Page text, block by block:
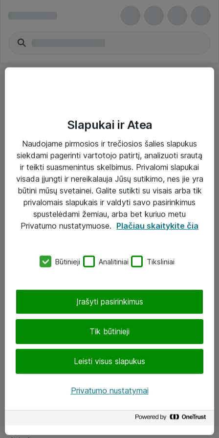
Paslaugos
Sprendimai
Įgyvendinti projektai
Atea ekspertų patarimai verslui
eShop@atea.lt
LinkedIn
Slapukai ir Atea
Naudojame pirmosios ir trečiosios šalies slapukus
siekdami pagerinti vartotojo patirtį, analizuoti srautą
ir teikti suasmenintus skelbimus. Privalomi slapukai
visada įjungti ir nereikalauja Jūsų sutikimo, nes jie yra
būtini mūsų svetainei. Galite sutikti su visais arba tik
privalomais slapukais ir valdyti savo pasirinkimus
spustelėdami žemiau, arba bet kuriuo metu
Privatumo nustatymuose. Plačiau skaitykite čia
Būtinieji Analitiniai Tiksliniai
Tik būtinieji
Leisti visus slapukus
Įrašyti pasirinkimus
Privatumo nustatymai